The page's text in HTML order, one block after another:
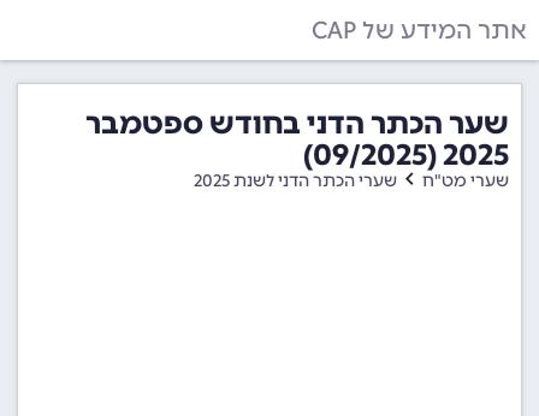
אתר המידע של CAP
שער הכתר הדני בחודש ספטמבר
2025 (09/2025)
שערי מט"ח שערי הכתר הדני לשנת 2025